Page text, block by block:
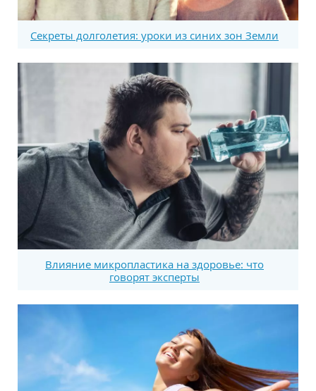
Секреты долголетия: уроки из синих зон Земли
Влияние микропластика на здоровье: что
говорят эксперты